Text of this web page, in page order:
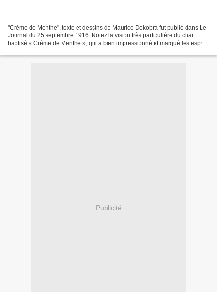
"Crème de Menthe", texte et dessins de Maurice Dekobra fut publié dans Le
Journal du 25 septembre 1916. Notez la vision très particulière du char
baptisé « Crème de Menthe », qui a bien impressionné et marqué les esprits
Publicité